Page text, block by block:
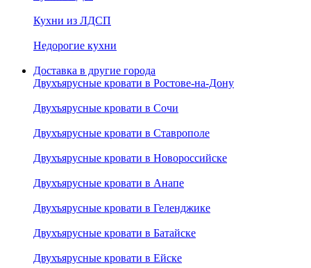
Кухни из ЛДСП
Недорогие кухни
Доставка в другие города
Двухъярусные кровати в Ростове-на-Дону
Двухъярусные кровати в Сочи
Двухъярусные кровати в Ставрополе
Двухъярусные кровати в Новороссийске
Двухъярусные кровати в Анапе
Двухъярусные кровати в Геленджике
Двухъярусные кровати в Батайске
Двухъярусные кровати в Ейске